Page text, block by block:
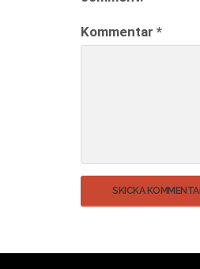
Kommentar *